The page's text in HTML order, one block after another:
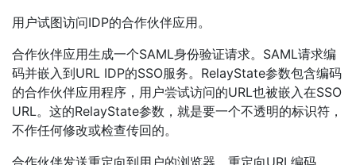
用户试图访问IDP的合作伙伴应用。
合作伙伴应用生成一个SAML身份验证请求。SAML请求编
码并嵌入到URL IDP的SSO服务。RelayState参数包含编码
的合作伙伴应用程序，用户尝试访问的URL也被嵌入在SSO
URL。这的RelayState参数，就是要一个不透明的标识符，
不作任何修改或检查传回的。
合作伙伴发送重定向到用户的浏览器。重定向URL编码